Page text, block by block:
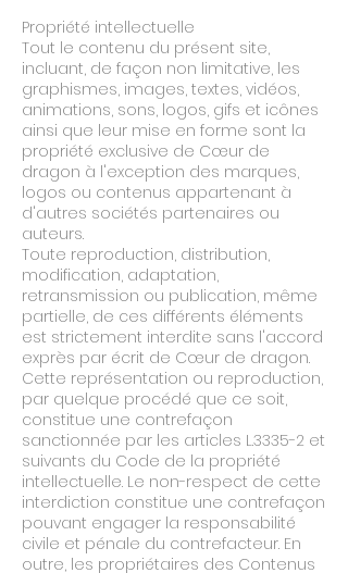
Propriété intellectuelle
Tout le contenu du présent site,
incluant, de façon non limitative, les
graphismes, images, textes, vidéos,
animations, sons, logos, gifs et icônes
ainsi que leur mise en forme sont la
propriété exclusive de Cœur de
dragon à l'exception des marques,
logos ou contenus appartenant à
d'autres sociétés partenaires ou
auteurs.
Toute reproduction, distribution,
modification, adaptation,
retransmission ou publication, même
partielle, de ces différents éléments
est strictement interdite sans l'accord
exprès par écrit de Cœur de dragon.
Cette représentation ou reproduction,
par quelque procédé que ce soit,
constitue une contrefaçon
sanctionnée par les articles L.3335-2 et
suivants du Code de la propriété
intellectuelle. Le non-respect de cette
interdiction constitue une contrefaçon
pouvant engager la responsabilité
civile et pénale du contrefacteur. En
outre, les propriétaires des Contenus